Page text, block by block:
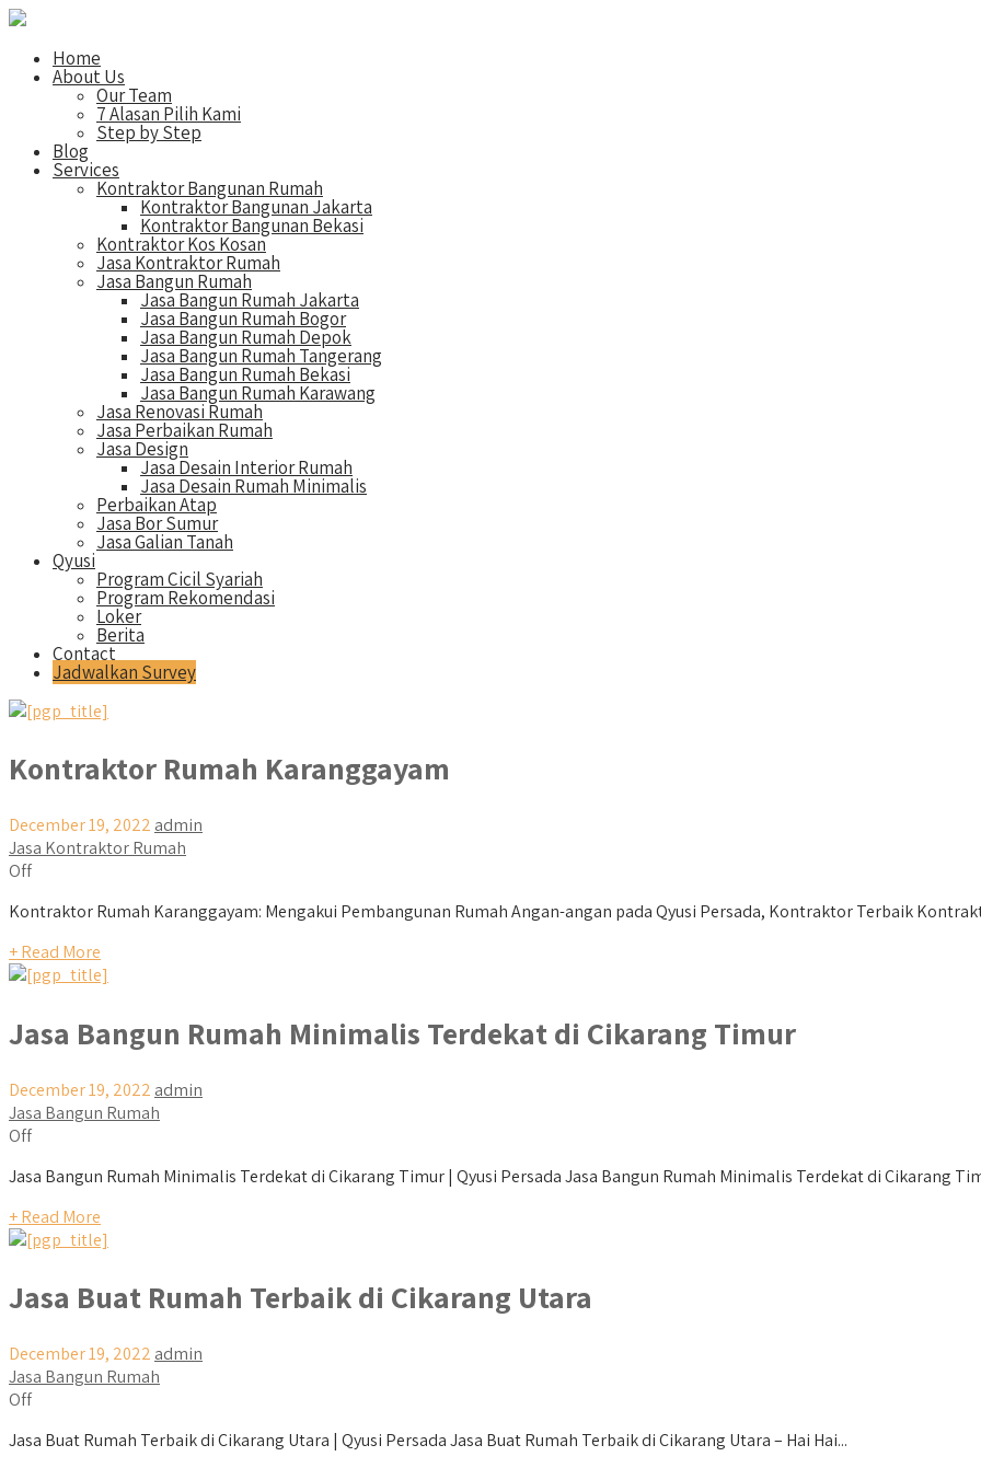
Home
About Us
Our Team
7 Alasan Pilih Kami
Step by Step
Blog
Services
Kontraktor Bangunan Rumah
Kontraktor Bangunan Jakarta
Kontraktor Bangunan Bekasi
Kontraktor Kos Kosan
Jasa Kontraktor Rumah
Jasa Bangun Rumah
Jasa Bangun Rumah Jakarta
Jasa Bangun Rumah Bogor
Jasa Bangun Rumah Depok
Jasa Bangun Rumah Tangerang
Jasa Bangun Rumah Bekasi
Jasa Bangun Rumah Karawang
Jasa Renovasi Rumah
Jasa Perbaikan Rumah
Jasa Design
Jasa Desain Interior Rumah
Jasa Desain Rumah Minimalis
Perbaikan Atap
Jasa Bor Sumur
Jasa Galian Tanah
Qyusi
Program Cicil Syariah
Program Rekomendasi
Loker
Berita
Contact
Jadwalkan Survey
Kontraktor Rumah Karanggayam
December 19, 2022 admin
Jasa Kontraktor Rumah
Off
Kontraktor Rumah Karanggayam: Mengakui Pembangunan Rumah Angan-angan pada Qyusi Persada, Kontraktor Terbaik
+ Read More
Jasa Bangun Rumah Minimalis Terdekat di Cikarang Timur
December 19, 2022 admin
Jasa Bangun Rumah
Off
Jasa Bangun Rumah Minimalis Terdekat di Cikarang Timur | Qyusi Persada Jasa Bangun Rumah Minimalis Terdekat di Cikarang
+ Read More
Jasa Buat Rumah Terbaik di Cikarang Utara
December 19, 2022 admin
Jasa Bangun Rumah
Off
Jasa Buat Rumah Terbaik di Cikarang Utara | Qyusi Persada Jasa Buat Rumah Terbaik di Cikarang Utara – Hai Hai...